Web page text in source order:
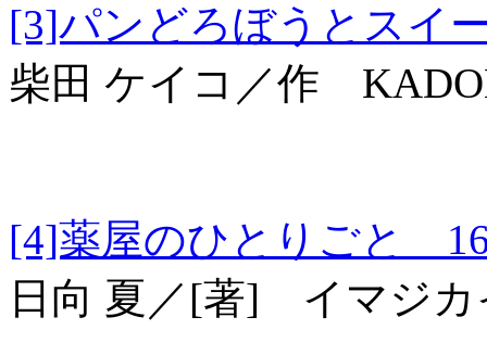
[3]パンどろぼうと
柴田 ケイコ／作
[4]薬屋のひとりご
日向 夏／[著] イマジカ